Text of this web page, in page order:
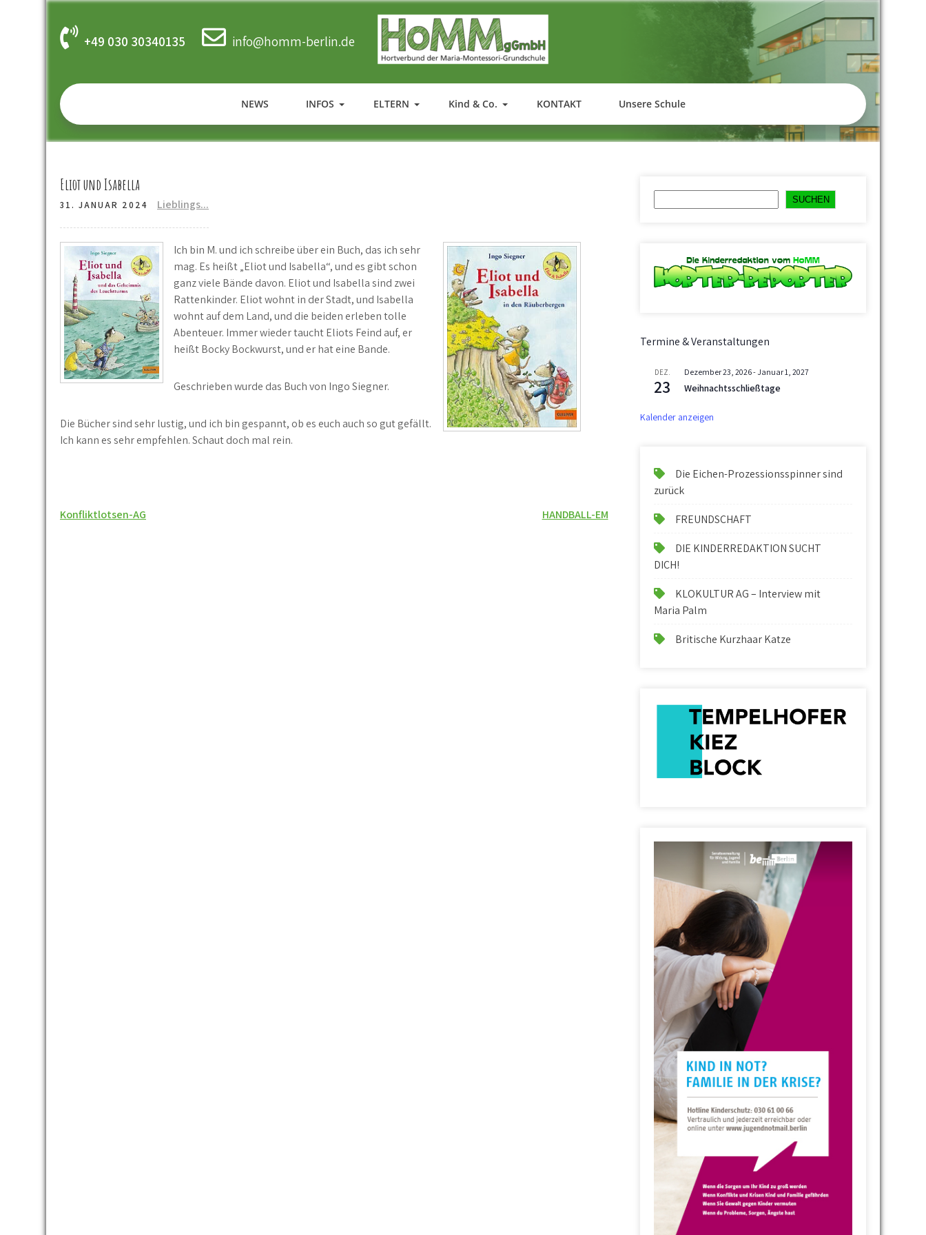
+49 030 30340135 info@homm-berlin.de
HOMM
NEWS INFOS ELTERN Kind & Co. KONTAKT Unsere Schule
Eliot und Isabella
31. JANUAR 2024 Lieblings...
Ich bin M. und ich schreibe über ein Buch, das ich sehr
mag. Es heißt „Eliot und Isabella“, und es gibt schon
ganz viele Bände davon. Eliot und Isabella sind zwei
Rattenkinder. Eliot wohnt in der Stadt, und Isabella
wohnt auf dem Land, und die beiden erleben tolle
Abenteuer. Immer wieder taucht Eliots Feind auf, er
heißt Bocky Bockwurst, und er hat eine Bande.
Geschrieben wurde das Buch von Ingo Siegner.
Die Bücher sind sehr lustig, und ich bin gespannt, ob es euch auch so gut gefällt.
Ich kann es sehr empfehlen. Schaut doch mal rein.
Beitragsnavigation
Konfliktlotsen-AG HANDBALL-EM
SUCHEN
Termine & Veranstaltungen
DEZ.
23
Dezember 23, 2026- Januar 1, 2027
Weihnachtsschließtage
Kalender anzeigen
Die Eichen-Prozessionsspinner sind
zurück
FREUNDSCHAFT
DIE KINDERREDAKTION SUCHT
DICH!
KLOKULTUR AG – Interview mit
Maria Palm
Britische Kurzhaar Katze